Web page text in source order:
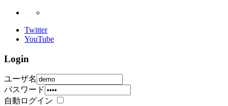
Twitter
YouTube
Login
ユーザ名
パスワード
自動ログイン